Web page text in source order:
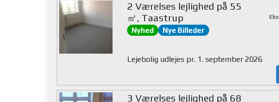
2 Værelses lejlighed på 55
㎡, Taastrup
Nyhed Nye Billeder
Lejebolig udlejes pr. 1. september 2026
3 Værelses lejlighed på 68